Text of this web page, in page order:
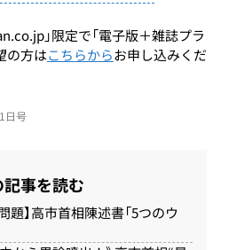
」限定で「電子版＋雑誌プラ
の方はこちらからお申し込みくだ
日号
事を読む
題】高市首相陳述書「5つのウ